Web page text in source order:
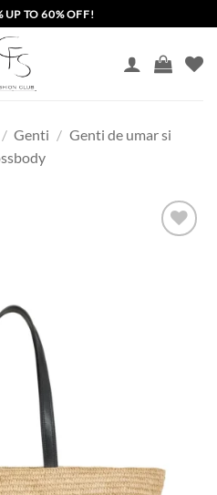
UP TO 60% OFF!
/ Genti / Genti de umar si